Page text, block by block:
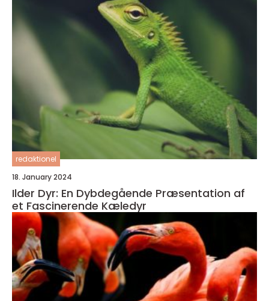
redaktionel
18. January 2024
Ilder Dyr: En Dybdegående Præsentation af
et Fascinerende Kæledyr